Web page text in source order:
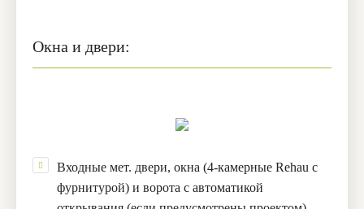
Окна и двери:
Входные мет. двери, окна (4-камерные Rehau с
фурнитурой) и ворота с автоматикой